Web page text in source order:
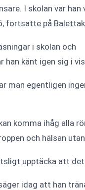
I skolan var
fortsatte på
i skolan och
känt igen sig i
man egentligen
komma ihåg
och hälsan
upptäcka att
idag att han